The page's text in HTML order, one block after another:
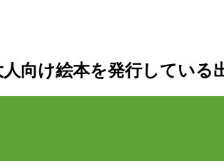
向け絵本を発行している